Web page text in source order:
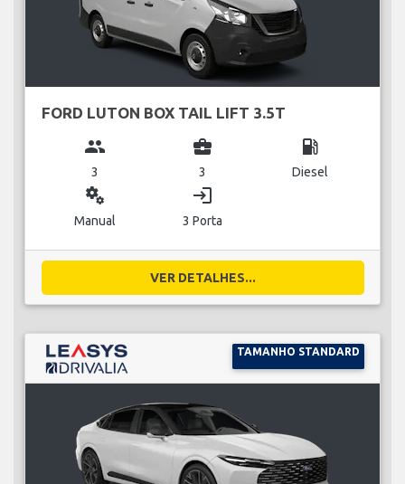
FORD LUTON BOX TAIL LIFT 3.5T
group
3
business_center
3
local_gas_station
Diesel
miscellaneous_services
Manual
login
3 Porta
VER DETALHES...
TAMANHO STANDARD